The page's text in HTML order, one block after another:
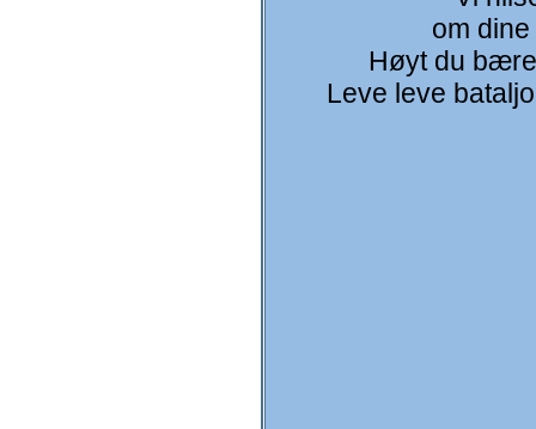
om
Høyt du
Leve leve